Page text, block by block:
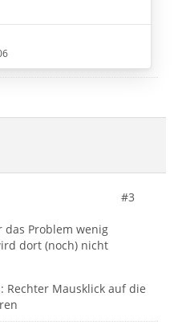
Sonoma (betrifft
Defender, ein
Version häufen sich
alte und/oder neue…
#3
Problem wenig
dort (noch) nicht
Rechter Mausklick auf die